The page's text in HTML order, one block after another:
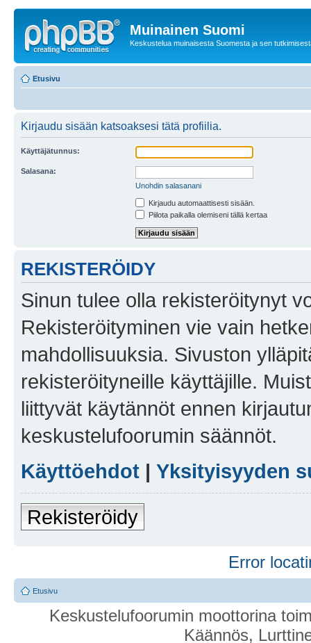
Muinainen Suomi
Keskustelua muinaisesta Suomesta ja sen
Etusivu
Kirjaudu sisään katsoaksesi tätä profiilia.
Käyttäjätunnus:
Salasana:
Unohdin salasanani
Kirjaudu automaattisesti sisään.
Piilota paikalla olemiseni tällä kertaa
REKISTERÖIDY
Sinun tulee olla rekisteröitynyt
Rekisteröityminen vie vain
mahdollisuuksia. Sivuston
rekisteröityneille käyttäjille.
liittyvät käytännöt ennen
keskustelufoorumin säännöt.
Käyttöehdot | Yksityisyyden
Rekisteröidy
Error
Etusivu
Keskustelufoorumin moottorina
Käännös,